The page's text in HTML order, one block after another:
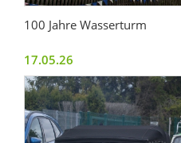
100 Jahre Wasserturm
17.05.26